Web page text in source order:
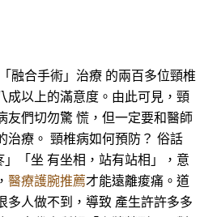
融合手術」治療 的兩百多位頸椎
成以上的滿意度。由此可見，頸
友們切勿驚 慌，但一定要和醫師
治療。 頸椎病如何預防？ 俗話
「坐 有坐相，站有站相」，意
醫療護腕推薦才能遠離痠痛。道
多人做不到，導致 產生許許多多